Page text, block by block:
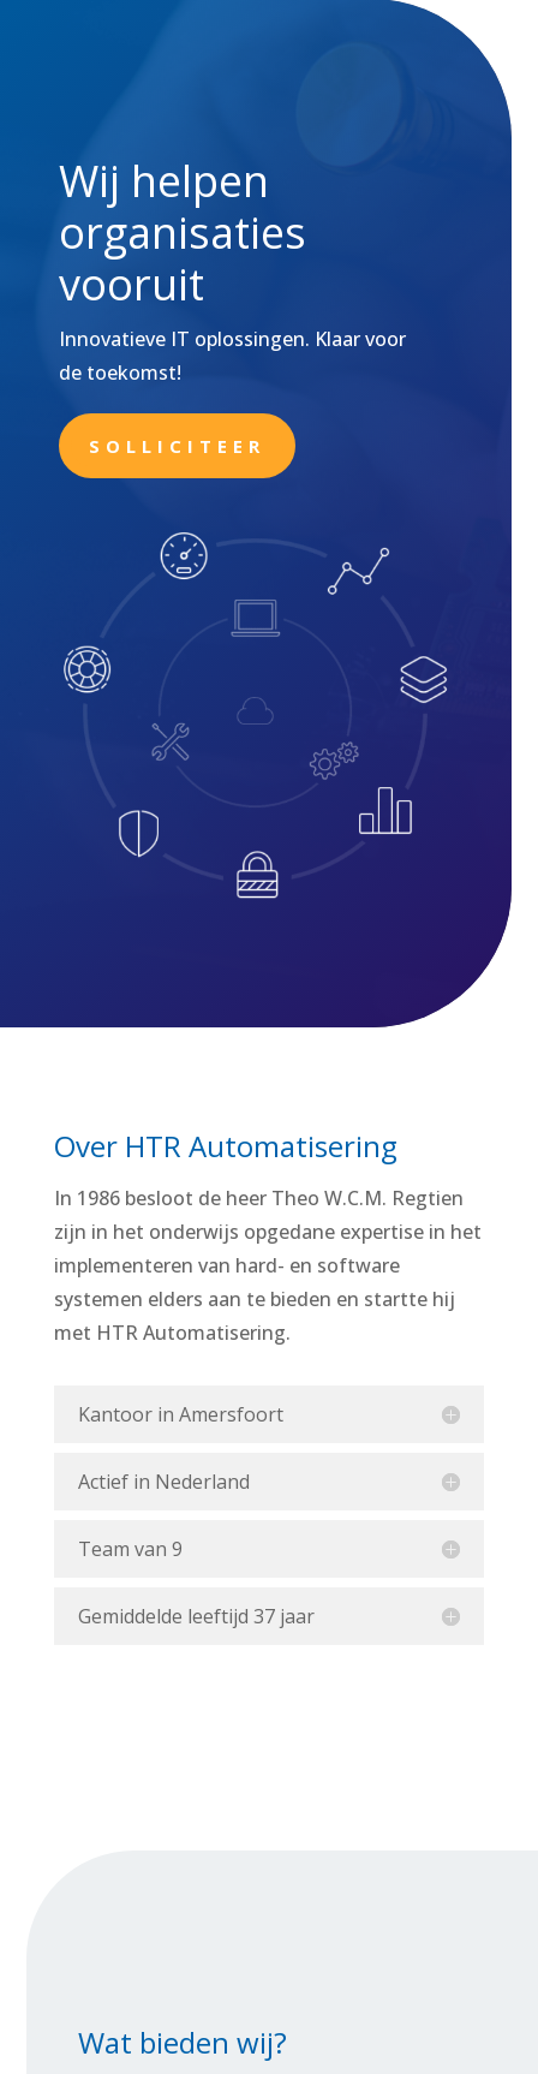
Wij helpen
organisaties
vooruit
Innovatieve IT oplossingen. Klaar voor
de toekomst!
SOLLICITEER
Over HTR Automatisering
In 1986 besloot de heer Theo W.C.M. Regtien
zijn in het onderwijs opgedane expertise in het
implementeren van hard- en software
systemen elders aan te bieden en startte hij
met HTR Automatisering.
Kantoor in Amersfoort
Actief in Nederland
Team van 9
Gemiddelde leeftijd 37 jaar
Wat bieden wij?